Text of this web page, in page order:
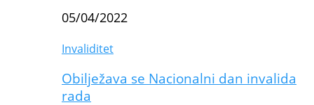
05/04/2022
Invaliditet
Obilježava se Nacionalni dan invalida
rada